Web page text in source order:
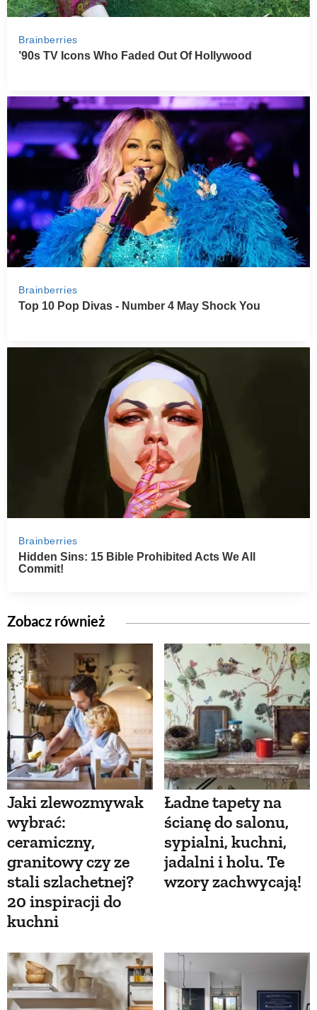
Zobacz również
Jaki zlewozmywak
wybrać:
ceramiczny,
granitowy czy ze
stali szlachetnej?
20 inspiracji do
kuchni
Ładne tapety na
ścianę do salonu,
sypialni, kuchni,
jadalni i holu. Te
wzory zachwycają!